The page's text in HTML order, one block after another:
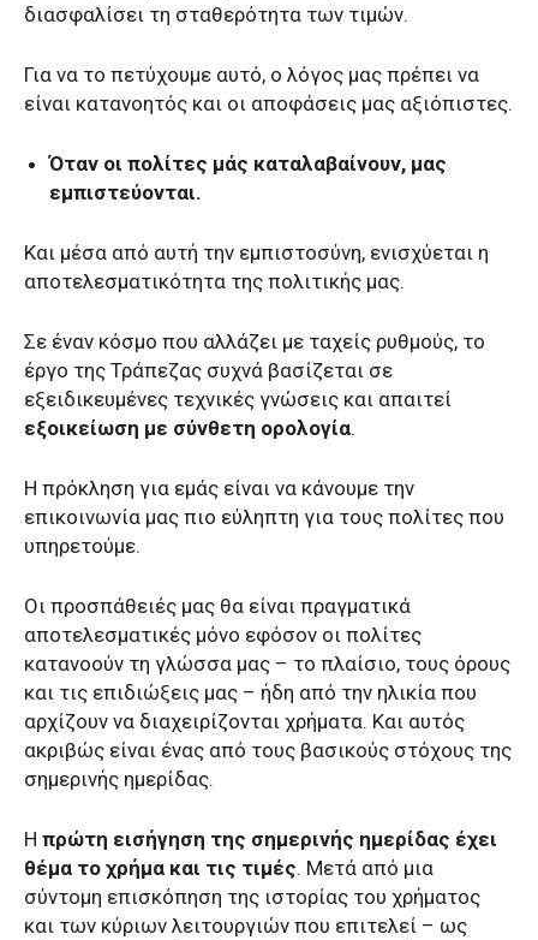
διασφαλίσει τη σταθερότητα των τιμών.
Για να το πετύχουμε αυτό, ο λόγος μας πρέπει να
είναι κατανοητός και οι αποφάσεις μας αξιόπιστες.
Όταν οι πολίτες μάς καταλαβαίνουν, μας
εμπιστεύονται.
Και μέσα από αυτή την εμπιστοσύνη, ενισχύεται η
αποτελεσματικότητα της πολιτικής μας.
Σε έναν κόσμο που αλλάζει με ταχείς ρυθμούς, το
έργο της Τράπεζας συχνά βασίζεται σε
εξειδικευμένες τεχνικές γνώσεις και απαιτεί
εξοικείωση με σύνθετη ορολογία.
Η πρόκληση για εμάς είναι να κάνουμε την
επικοινωνία μας πιο εύληπτη για τους πολίτες που
υπηρετούμε.
Οι προσπάθειές μας θα είναι πραγματικά
αποτελεσματικές μόνο εφόσον οι πολίτες
κατανοούν τη γλώσσα μας – το πλαίσιο, τους όρους
και τις επιδιώξεις μας – ήδη από την ηλικία που
αρχίζουν να διαχειρίζονται χρήματα. Και αυτός
ακριβώς είναι ένας από τους βασικούς στόχους της
σημερινής ημερίδας.
Η πρώτη εισήγηση της σημερινής ημερίδας έχει
θέμα το χρήμα και τις τιμές. Μετά από μια
σύντομη επισκόπηση της ιστορίας του χρήματος
και των κύριων λειτουργιών που επιτελεί – ως